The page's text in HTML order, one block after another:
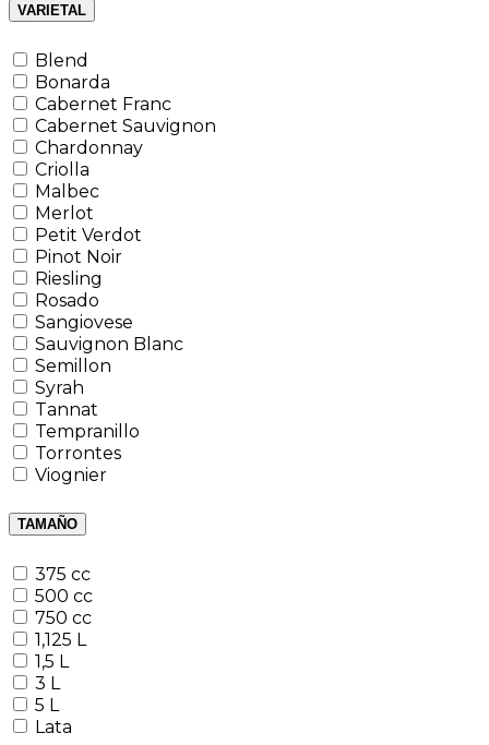
VARIETAL
Blend
Bonarda
Cabernet Franc
Cabernet Sauvignon
Chardonnay
Criolla
Malbec
Merlot
Petit Verdot
Pinot Noir
Riesling
Rosado
Sangiovese
Sauvignon Blanc
Semillon
Syrah
Tannat
Tempranillo
Torrontes
Viognier
TAMAÑO
375 cc
500 cc
750 cc
1,125 L
1,5 L
3 L
5 L
Lata